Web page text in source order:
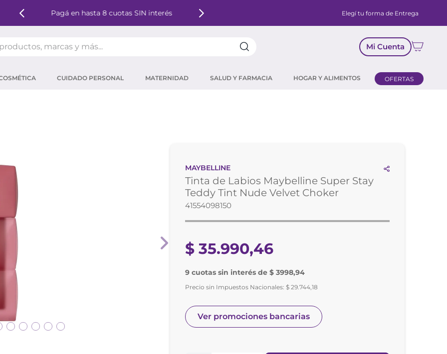
Pagá en hasta 8 cuotas SIN interés Elegí tu forma de Entrega
Mi Cuenta
CUIDADO PERSONAL MATERNIDAD SALUD Y FARMACIA HOGAR Y ALIMENTOS OFERTAS
MAYBELLINE
Tinta de Labios Maybelline Super Stay
Teddy Tint Nude Velvet Choker
41554098150
$ 35.990,46
9 cuotas sin interés de $ 3998,94
Precio sin Impuestos Nacionales:$ 29.744,18
Ver promociones bancarias
micelar
pestañas